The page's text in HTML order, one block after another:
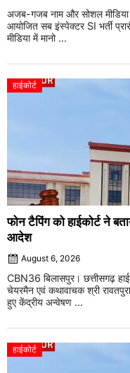
अजब-गजब नाम और सोशल मीडिया
आयोजित सब इंस्पेक्टर SI भर्ती
मीडिया में मानो ...
हाईकोर्ट
फोन टैपिंग को हाईकोर्ट ने
आदेश
August 6, 2026
CBN36 बिलासपुर। छत्तीसगढ़
चेयरमैन एवं कथावाचक श्री
हुए केंद्रीय अन्वेषण ...
हाईकोर्ट